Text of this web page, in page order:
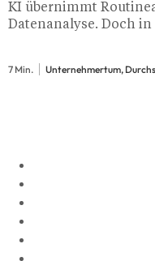
KI übernimmt
Datenanalyse. Doch in
7 Min. Unternehmertum,